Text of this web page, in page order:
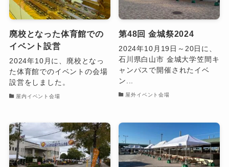
廃校となった体育館での
イベント設営
2024年10月に、廃校となっ
た体育館でのイベントの会場
設営をしました。
屋内イベント会場
第48回 金城祭2024
2024年10月19日～20日に、
石川県白山市 金城大学笠間キ
ャンパスで開催されたイベ
ン...
屋外イベント会場